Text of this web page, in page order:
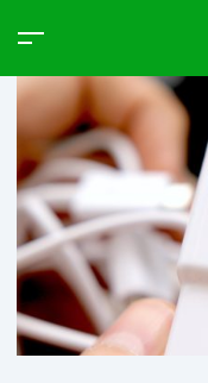
Products
Type to start